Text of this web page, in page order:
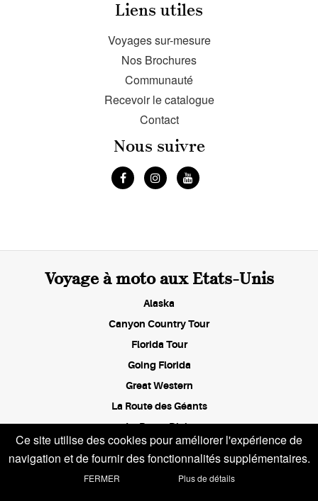
Liens utiles
Voyages sur-mesure
Nos Brochures
Communauté
Recevoir le catalogue
Contact
Nous suivre
Voyage à moto aux Etats-Unis
Alaska
Canyon Country Tour
Florida Tour
Going Florida
Great Western
La Route des Géants
La Route Dixie
L'Épopée mythique (Route 66)
Ce site utilise des cookies pour améliorer l'expérience de
navigation et de fournir des fonctionnalités supplémentaires.
FERMER Plus de détails